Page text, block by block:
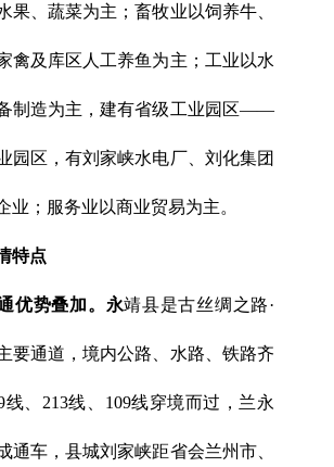
果、蔬菜为主；畜牧业以饲养牛、
禽及库区人工养鱼为主；工业以水
制造为主，建有省级工业园区——
园区，有刘家峡水电厂、刘化集团
业；服务业以商业贸易为主。
特点
优势叠加。永靖县是古丝绸之路·
要通道，境内公路、水路、铁路齐
线、213线、109线穿境而过，兰永
通车，县城刘家峡距省会兰州市、